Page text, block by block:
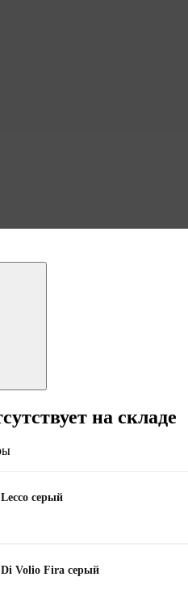
на складе
серый
Di Volio Fira серый